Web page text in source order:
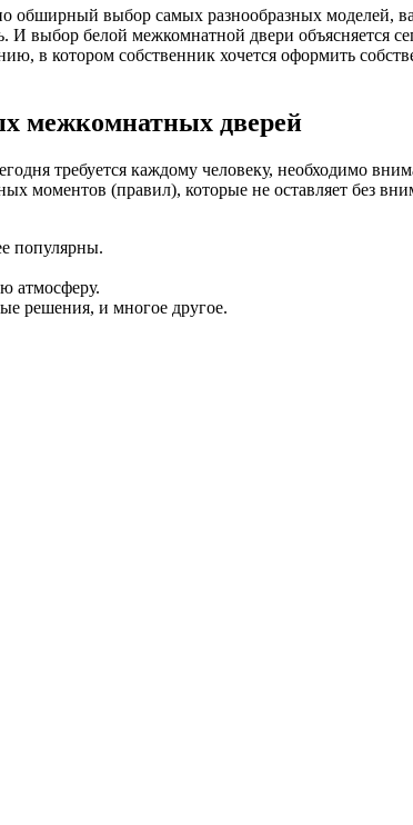
обширный выбор самых разнообразных моделей,
выбор белой межкомнатной двери объясняется
в котором собственник хочется оформить
межкомнатных дверей
требуется каждому человеку, необходимо
моментов (правил), которые не оставляет без
популярны.
атмосферу.
решения, и многое другое.